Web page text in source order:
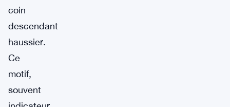
coin
descendant
haussier.
Ce
motif,
souvent